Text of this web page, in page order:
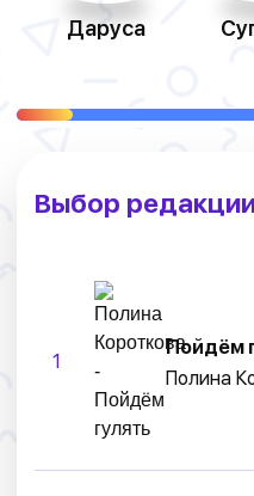
Даруса
Выбор
1
Пойдём
Полина